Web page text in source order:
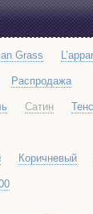
Grass
Распродажа
Сатин
Коричневый